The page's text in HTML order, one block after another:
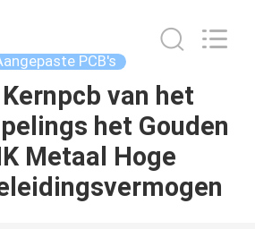
PCB's
van het
het Gouden
Metaal Hoge